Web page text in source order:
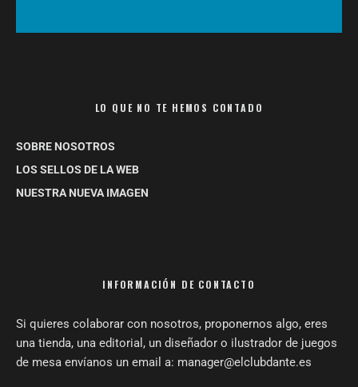
LO QUE NO TE HEMOS CONTADO
SOBRE NOSOTROS
LOS SELLOS DE LA WEB
NUESTRA NUEVA IMAGEN
INFORMACIÓN DE CONTACTO
Si quieres colaborar con nosotros, proponernos algo, eres
una tienda, una editorial, un diseñador o ilustrador de juegos
de mesa envíanos un email a: manager@elclubdante.es